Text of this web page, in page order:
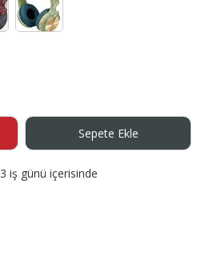
Sepete Ekle
3 iş günü içerisinde